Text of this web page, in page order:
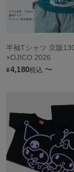
半袖Tシャツ 京阪
×OJICO 2026
¥4,180税込 〜